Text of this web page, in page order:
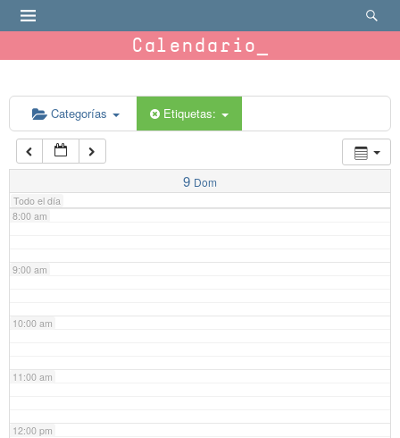
Calendario
Categorías Etiquetas:
9 Dom
Todo el día
6:00 am
7:00 am
8:00 am
9:00 am
10:00 am
11:00 am
12:00 pm